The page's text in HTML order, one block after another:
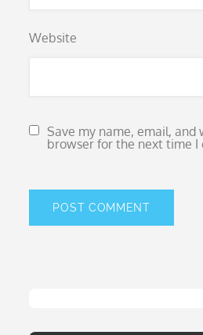
Website
Save my name, email, and
browser for the next time I